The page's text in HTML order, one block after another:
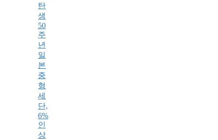
탄
생
50
주
년
일
본
중
형
세
단,
6%
인
상